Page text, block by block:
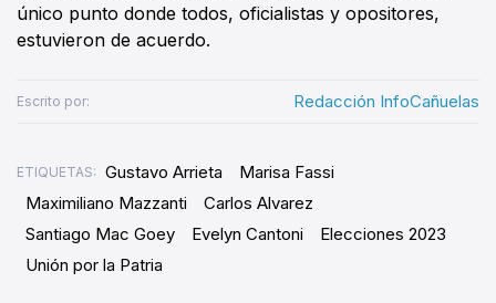
único punto donde todos, oficialistas y opositores,
estuvieron de acuerdo.
Escrito por: Redacción InfoCañuelas
ETIQUETAS: Gustavo Arrieta
Marisa Fassi
Maximiliano Mazzanti
Carlos Alvarez
Santiago Mac Goey
Evelyn Cantoni
Elecciones 2023
Unión por la Patria